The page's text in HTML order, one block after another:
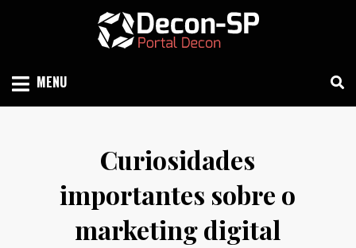
MENU
Curiosidades
importantes sobre o
marketing digital